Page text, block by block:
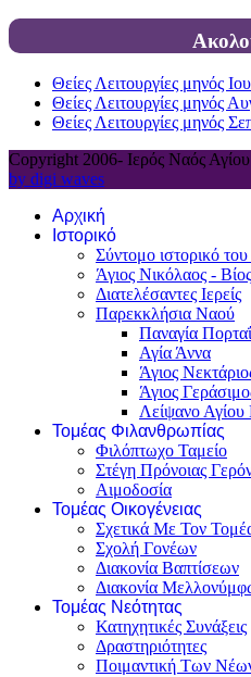
Θείες Λειτουργίες μηνός
Θείες Λειτουργίες μηνός
Θείες Λειτουργίες μηνός
Copyright 2006- Ιερός Ναός
by digi waves
Αρχική
Ιστορικό
Σύντομο ιστορικό
Άγιος Νικόλαος - Βίος
Διατελέσαντες Ιερείς
Παρεκκλήσια Ναού
Παναγία
Αγία Άννα
Άγιος
Άγιος
Λείψανο Αγίου
Τομέας Φιλανθρωπίας
Φιλόπτωχο Ταμείο
Στέγη Πρόνοιας
Αιμοδοσία
Τομέας Οικογένειας
Σχετικά Με Τον
Σχολή Γονέων
Διακονία Βαπτίσεων
Διακονία
Τομέας Νεότητας
Κατηχητικές Συνάξεις
Δραστηριότητες
Ποιμαντική Των